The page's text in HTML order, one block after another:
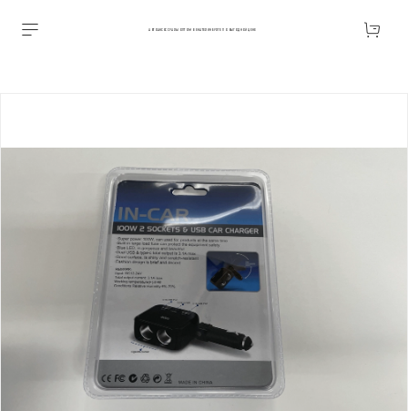
АВТОАКСЕССУАРЫ ОПТОМ В ЕКАТЕРИНБУРГЕ ПО ВЫГОДНОЙ ЦЕНЕ